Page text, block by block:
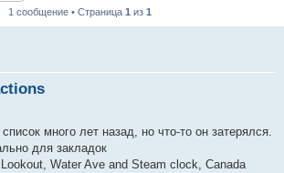
1 сообщение • Страница 1 из 1
много лет назад, но что-то он затерялся.
для закладок
Water Ave and Steam clock, Canada